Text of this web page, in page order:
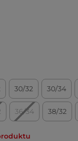
30/32 30/34
36/34 38/32